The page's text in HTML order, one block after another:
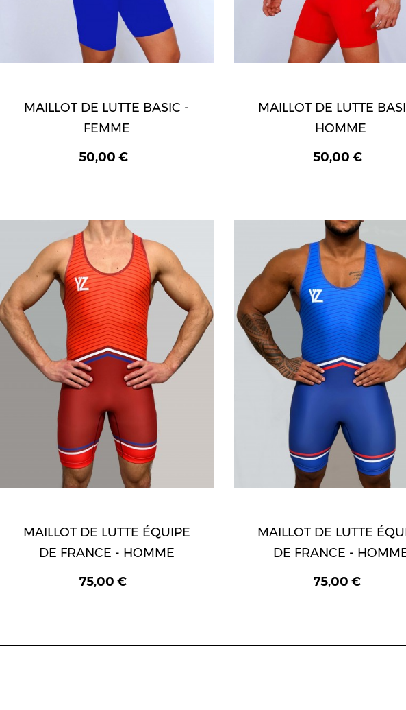
MAILLOT DE LUTTE BASIC -
FEMME
50,00 €
MAILLOT DE LUTTE
HOMME
50,00 €
MAILLOT DE LUTTE ÉQUIPE
DE FRANCE - HOMME
75,00 €
MAILLOT DE LUTTE
DE FRANCE -
75,00 €